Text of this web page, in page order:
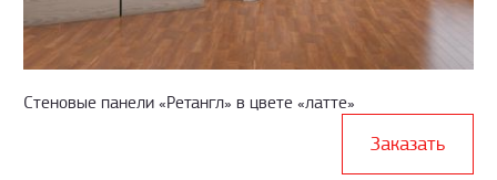
Стеновые панели «Ретангл» в цвете «латте»
Заказать